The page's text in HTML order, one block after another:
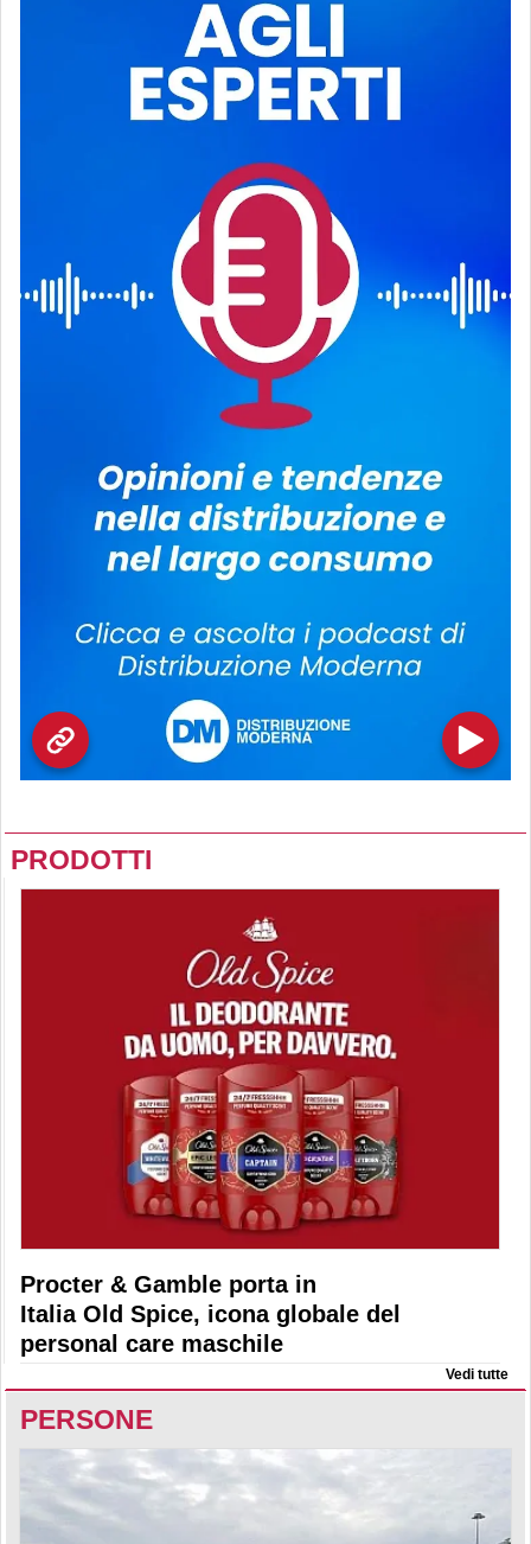
PRODOTTI
Procter & Gamble porta in
Italia Old Spice, icona globale del
personal care maschile
Vedi tutte
PERSONE